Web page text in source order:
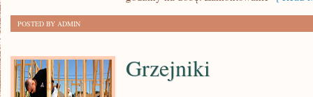
POSTED BY ADMIN
Grzejniki